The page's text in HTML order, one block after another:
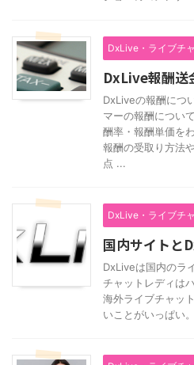
DxLive・ライブチ
DxLive報酬送
DxLiveの報酬につ
マーの報酬につい
酬率・報酬単価を
報酬の受取り方法
点 ...
DxLive・ライブチ
国内サイトと
DxLiveは国内のラ
チャットレディは
海外ライブチャッ
いことがいっぱい